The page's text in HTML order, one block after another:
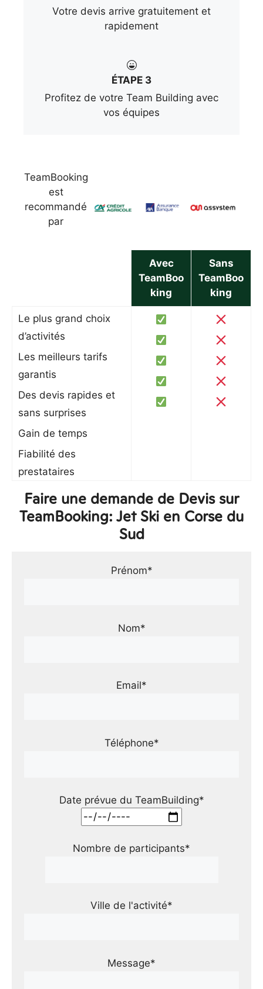
Votre devis arrive gratuitement et
rapidement
ÉTAPE 3
Profitez de votre Team Building avec
vos équipes
TeamBooking
est
recommandé
par
Avec
TeamBoo
king
Sans
TeamBoo
king
Le plus grand choix
d’activités
Les meilleurs tarifs
garantis
Des devis rapides et
sans surprises
Gain de temps
Fiabilité des
prestataires
Faire une demande de Devis sur
TeamBooking: Jet Ski en Corse du
Sud
Prénom*
Nom*
Email*
Téléphone*
Date prévue du TeamBuilding*
Nombre de participants*
Ville de l'activité*
Message*